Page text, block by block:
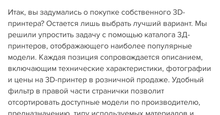
Итак, вы задумались о покупке собственного 3D-
принтера? Остается лишь выбрать лучший вариант. Мы
решили упростить задачу с помощью каталога 3Д-
принтеров, отображающего наиболее популярные
модели. Каждая позиция сопровождается описанием,
включающим технические характеристики, фотографии
и цены на 3D-принтер в розничной продаже. Удобный
фильтр в правой части странички позволит
отсортировать доступные модели по производителю,